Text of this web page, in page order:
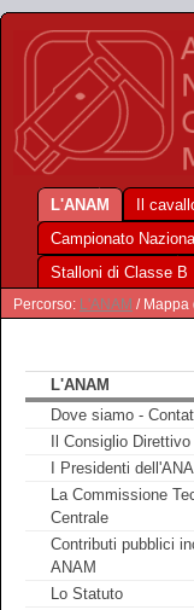
L'ANAM Il
Campionato
Stalloni di Classe B
Percorso: L'ANAM / Mappa
L'ANAM
Dove siamo -
Il Consiglio Direttivo
I Presidenti
La Commissione
Centrale
Contributi pubblici
ANAM
Lo Statuto